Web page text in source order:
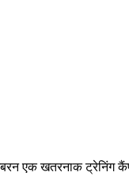
एक खतरनाक ट्रेनिंग